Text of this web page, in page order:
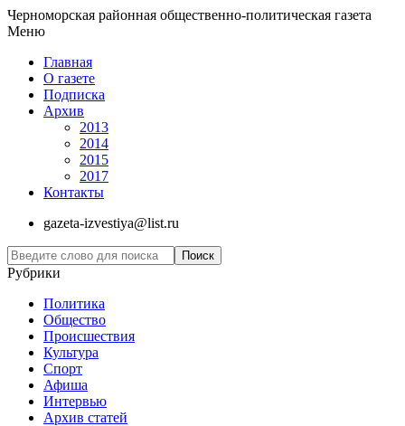
Черноморская районная общественно-политическая газета
Меню
Главная
О газете
Подписка
Архив
2013
2014
2015
2017
Контакты
gazeta-izvestiya@list.ru
Рубрики
Политика
Общество
Проиcшествия
Культура
Спорт
Афиша
Интервью
Архив статей